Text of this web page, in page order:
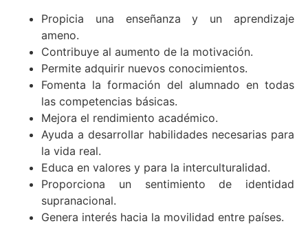
Propicia una enseñanza y un aprendizaje
ameno.
Contribuye al aumento de la motivación.
Permite adquirir nuevos conocimientos.
Fomenta la formación del alumnado en todas
las competencias básicas.
Mejora el rendimiento académico.
Ayuda a desarrollar habilidades necesarias para
la vida real.
Educa en valores y para la interculturalidad.
Proporciona un sentimiento de identidad
supranacional.
Genera interés hacia la movilidad entre países.